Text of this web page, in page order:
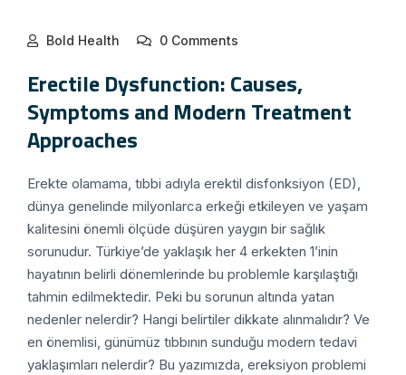
Bold Health 0 Comments
Erectile Dysfunction: Causes,
Symptoms and Modern Treatment
Approaches
Erekte olamama, tıbbi adıyla erektil disfonksiyon (ED),
dünya genelinde milyonlarca erkeği etkileyen ve yaşam
kalitesini önemli ölçüde düşüren yaygın bir sağlık
sorunudur. Türkiye’de yaklaşık her 4 erkekten 1’inin
hayatının belirli dönemlerinde bu problemle karşılaştığı
tahmin edilmektedir. Peki bu sorunun altında yatan
nedenler nelerdir? Hangi belirtiler dikkate alınmalıdır? Ve
en önemlisi, günümüz tıbbının sunduğu modern tedavi
yaklaşımları nelerdir? Bu yazımızda, ereksiyon problemi